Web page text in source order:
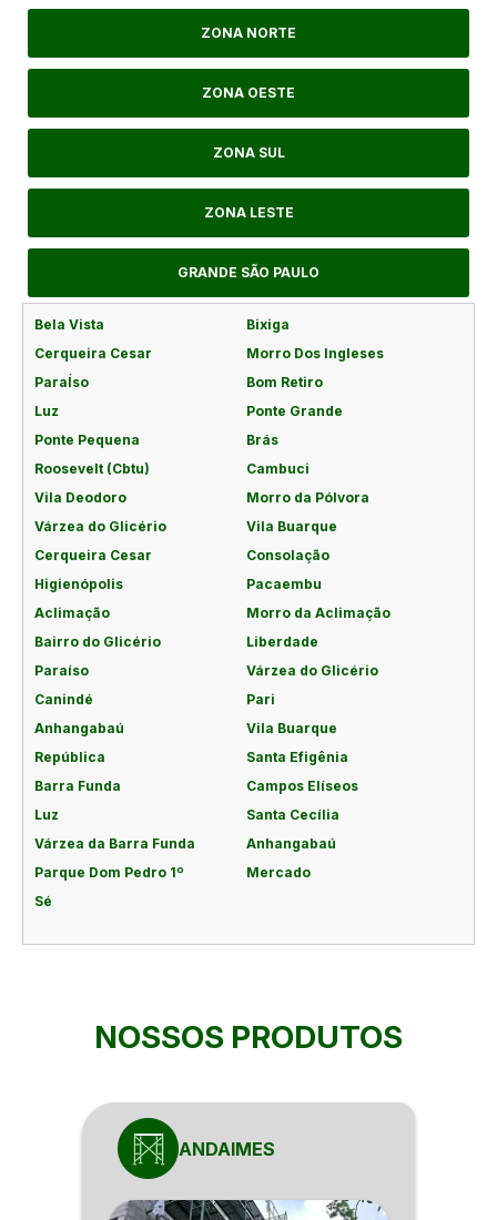
ZONA NORTE
ZONA OESTE
ZONA SUL
ZONA LESTE
GRANDE SÃO PAULO
Bela Vista
Bixiga
Cerqueira Cesar
Morro Dos Ingleses
ParaÍso
Bom Retiro
Luz
Ponte Grande
Ponte Pequena
Brás
Roosevelt (Cbtu)
Cambuci
Vila Deodoro
Morro da Pólvora
Várzea do Glicério
Vila Buarque
Cerqueira Cesar
Consolação
Higienópolis
Pacaembu
Aclimação
Morro da Aclimação
Bairro do Glicério
Liberdade
Paraíso
Várzea do Glicério
Canindé
Pari
Anhangabaú
Vila Buarque
República
Santa Efigênia
Barra Funda
Campos Elíseos
Luz
Santa Cecília
Várzea da Barra Funda
Anhangabaú
Parque Dom Pedro 1º
Mercado
Sé
NOSSOS PRODUTOS
ANDAIMES